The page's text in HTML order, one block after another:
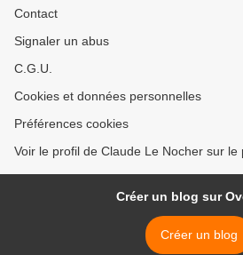
Contact
Signaler un abus
C.G.U.
Cookies et données personnelles
Préférences cookies
Voir le profil de Claude Le Nocher sur le
Créer un blog sur
Créer un blog